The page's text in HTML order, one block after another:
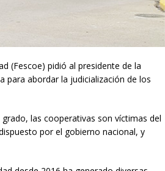
(Fescoe) pidió al presidente de la
para abordar la judicialización de los
las cooperativas son víctimas del
por el gobierno nacional, y